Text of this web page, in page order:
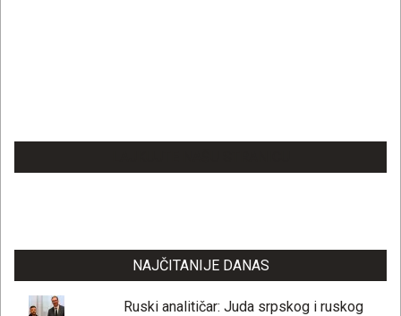
NAJČITANIJE DANAS
Ruski analitičar: Juda srpskog i ruskog